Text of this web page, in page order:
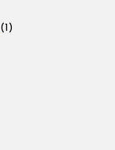
(1)